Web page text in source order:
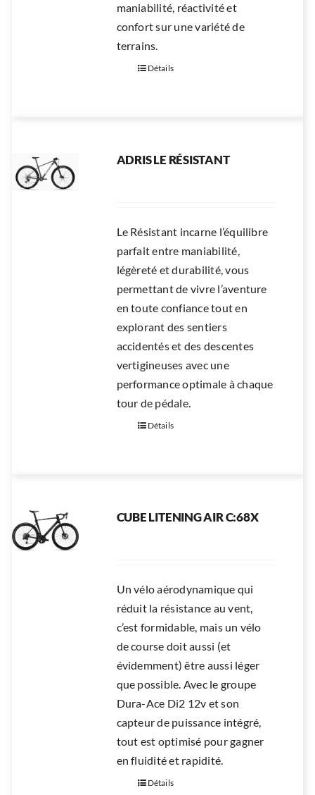
maniabilité, réactivité et
confort sur une variété de
terrains.
Détails
ADRIS LE RÉSISTANT
Le Résistant incarne l’équilibre
parfait entre maniabilité,
légèreté et durabilité, vous
permettant de vivre l’aventure
en toute confiance tout en
explorant des sentiers
accidentés et des descentes
vertigineuses avec une
performance optimale à chaque
tour de pédale.
Détails
CUBE LITENING AIR C:68X
Un vélo aérodynamique qui
réduit la résistance au vent,
c’est formidable, mais un vélo
de course doit aussi (et
évidemment) être aussi léger
que possible. Avec le groupe
Dura-Ace Di2 12v et son
capteur de puissance intégré,
tout est optimisé pour gagner
en fluidité et rapidité.
Détails